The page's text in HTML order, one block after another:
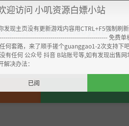
严禁用于商业用途，下载后请
迎访问 小叽资源白嫖小站
发现主页没有更新游戏内容用CTRL+F5强制刷
免费
何套路，来了顺手搓个guanggao1-2次支持下
有任何 公众号 抖音 B站账号等,如有发现出售
解决办法：
已阅